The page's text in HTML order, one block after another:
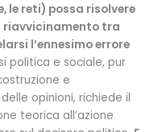
le reti) possa risolvere
riavvicinamento tra
l’ennesimo errore
politica e sociale, pur
e
opinioni, richiede il
teorica all’azione